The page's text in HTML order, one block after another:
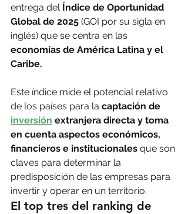
entrega del Índice de Oportunidad
Global de 2025 (GOI por su sigla en
inglés) que se centra en las
economías de América Latina y el
Caribe.
Este índice mide el potencial relativo
de los países para la captación de
inversión extranjera directa y toma
en cuenta aspectos económicos,
financieros e institucionales que son
claves para determinar la
predisposición de las empresas para
invertir y operar en un territorio.
El top tres del ranking de